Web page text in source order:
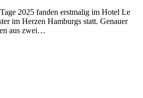
2025 fanden erstmalig im Hotel Le
im Herzen Hamburgs statt. Genauer
aus zwei…